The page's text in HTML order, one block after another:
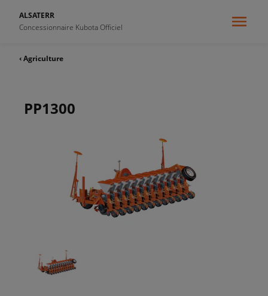
ALSATERR
Concessionnaire Kubota Officiel
‹ Agriculture
PP1300